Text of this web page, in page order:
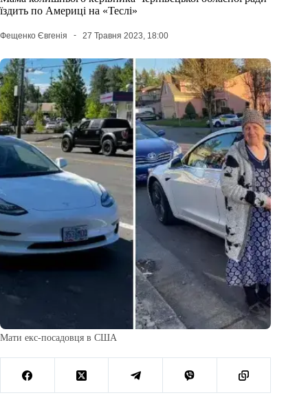
їздить по Америці на «Теслі»
Фещенко Євгенія 27 Травня 2023, 18:00
Мати екс-посадовця в США